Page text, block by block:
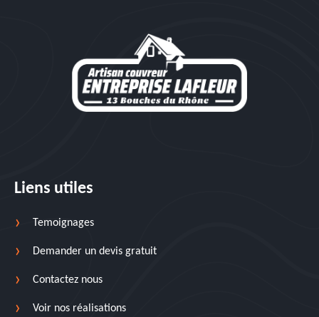
Liens utiles
Temoignages
Demander un devis gratuit
Contactez nous
Voir nos réalisations